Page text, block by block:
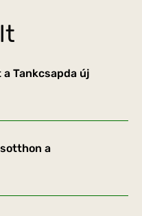
Tankcsapda új
a